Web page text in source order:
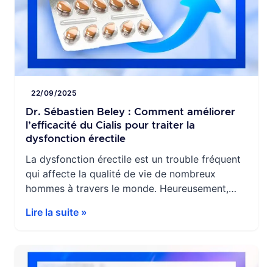
22/09/2025
Dr. Sébastien Beley : Comment améliorer
l’efficacité du Cialis pour traiter la
dysfonction érectile
La dysfonction érectile est un trouble fréquent
qui affecte la qualité de vie de nombreux
hommes à travers le monde. Heureusement,
eux, le Cialis — dont le principe actif est le
comment améliorer l’efficacité […]
Lire la suite »